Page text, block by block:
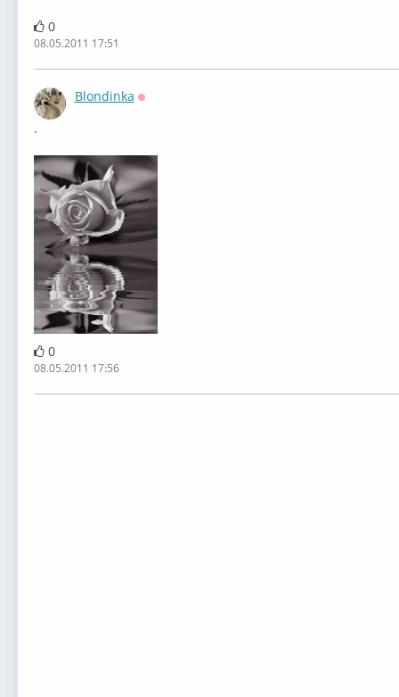
0
08.05.2011 17:51
Blondinka
.
0
08.05.2011 17:56